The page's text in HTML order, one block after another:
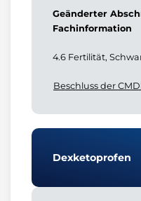
Geänderter
Fachinformation
4.6 Fertilität,
Beschluss der
Dexketoprofen